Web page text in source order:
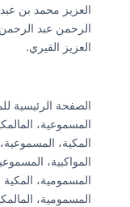
العزيز محمد بن
الرحمن عبد
العزيز القيري.
الصفحة الرئيسية
المسموعية،
المكية،
المواكبية،
المسمومية، المكية
المسمومية،